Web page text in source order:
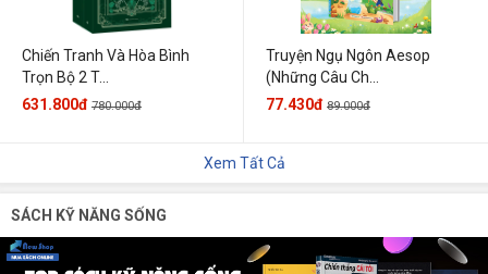
Chiến Tranh Và Hòa Bình
Trọn Bộ 2 T...
631.800đ 780.000đ
Truyện Ngụ Ngôn Aesop
(Những Câu Ch...
77.430đ 89.000đ
Xem Tất Cả
SÁCH KỸ NĂNG SỐNG